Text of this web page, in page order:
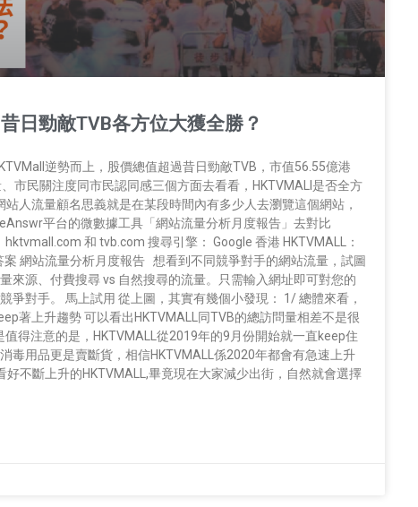
日勁敵TVB各方位大獲全勝？
逆勢而上，股價總值超過昔日勁敵TVB，市值56.55億港
市民關注度同市民認同感三個方面去看看，HKTVMALl是否全方
人流量顧名思義就是在某段時間內有多少人去瀏覽這個網站，
平台的微數據工具「網站流量分析月度報告」去對比
和 tvb.com 搜尋引擎： Google 香港 HKTVMALL：
網站流量分析月度報告 想看到不同競爭對手的網站流量，試圖
來源、付費搜尋 vs 自然搜尋的流量。只需輸入網址即可對您的
對手。 馬上試用 從上圖，其實有幾個小發現： 1/ 總體來看，
著上升趨勢 可以看出HKTVMALL同TVB的總訪問量相差不是很
得注意的是，HKTVMALL從2019年的9月份開始就一直keep住
毒用品更是賣斷貨，相信HKTVMALL係2020年都會有急速上升
不斷上升的HKTVMALL,畢竟現在大家減少出街，自然就會選擇